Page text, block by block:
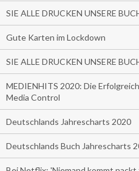
SIE ALLE DRUCKEN UNSERE
Gute Karten im Lockdown
SIE ALLE DRUCKEN UNSERE
MEDIENHITS 2020: Die
Media Control
Deutschlands Jahrescharts 2020
Deutschlands Buch Jahrescharts